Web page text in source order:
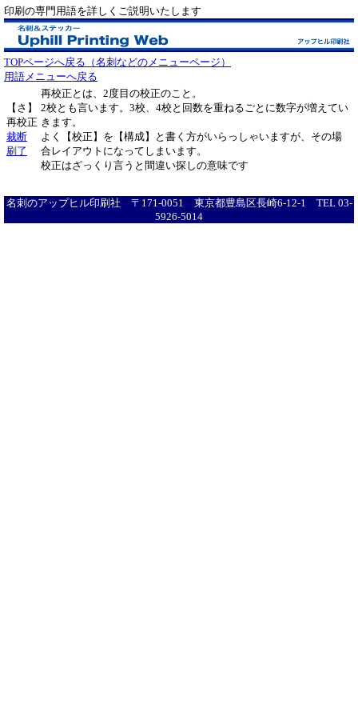
印刷の専門用語を詳しくご説明いたします
TOPページへ戻る（名刺などのメニューページ）
用語メニューへ戻る
【さ】
再校正
裁断
刷了
再校正とは、2度目の校正のこと。
2校とも言います。3校、4校と回数を重ねるごとに数字が増えてい
きます。
よく【校正】を【構成】と書く方がいらっしゃいますが、その場
合レイアウトになってしまいます。
校正はざっくり言うと間違い探しの意味です
名刺のアップヒル印刷社 〒171-0051 東京都豊島区長崎6-12-1 TEL 03-
5926-5014